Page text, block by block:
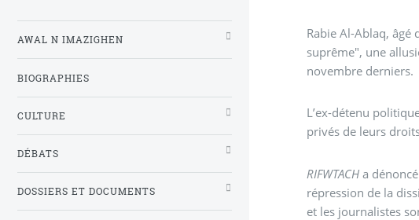
Rabie Al-Ablaq,
suprême", une
novembre derniers.
L’ex-détenu
privés de leurs
RIFWTACH a
répression de la
et les journalistes
AWAL N IMAZIGHEN
BIOGRAPHIES
CULTURE
DÉBATS
DOSSIERS ET DOCUMENTS